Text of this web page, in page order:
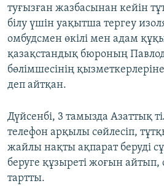
туғызған жазбасынан кейін
білу үшін уақытша тергеу
омбудсмен өкілі мен адам
қазақстандық бюроның
бөлімшесінің
деп айтқан.
Дүйсенбі, 3 тамызда Азаттық
телефон арқылы сөйлесіп,
жайлы нақты ақпарат беруді
беруге құзыреті жоғын айтып,
тартты.